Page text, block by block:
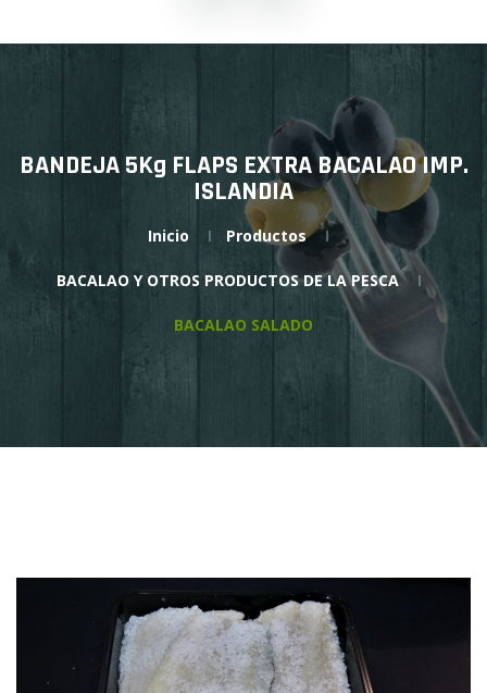
BANDEJA 5Kg FLAPS EXTRA BACALAO IMP.
ISLANDIA
Inicio Productos
BACALAO Y OTROS PRODUCTOS DE LA PESCA
BACALAO SALADO